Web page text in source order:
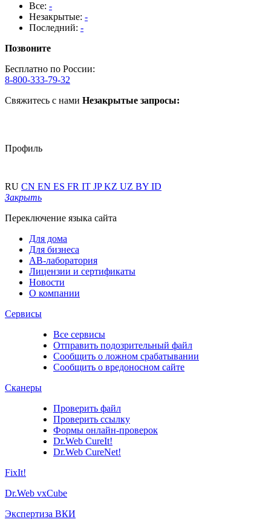
Все: -
Незакрытые: -
Последний: -
Позвоните
Бесплатно по России:
8-800-333-79-32
Свяжитесь с нами Незакрытые запросы:
Профиль
RU CN EN ES FR IT JPKZ UZ BY ID
Закрыть
Переключение языка сайта
Для дома
Для бизнеса
АВ-лаборатория
Лицензии и сертификаты
Новости
О компании
Сервисы
Все сервисы
Отправить подозрительный файл
Сообщить о ложном срабатывании
Сообщить о вредоносном сайте
Сканеры
Проверить файл
Проверить ссылку
Формы онлайн-проверок
Dr.Web CureIt!
Dr.Web CureNet!
FixIt!
Dr.Web vxCube
Экспертиза ВКИ